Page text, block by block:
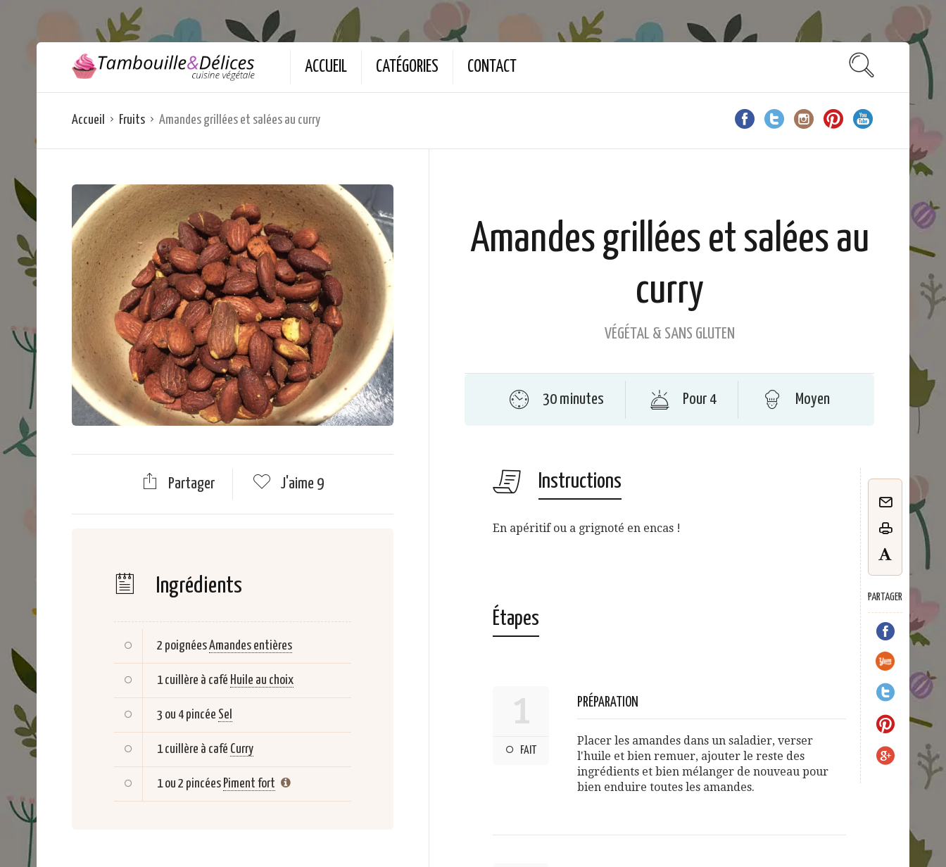
ACCUEIL CATÉGORIES CONTACT
Accueil Fruits Amandes grillées et salées au curry
Partager J'aime 9
Ingrédients
2 poignéesAmandes entières
1 cuillère à café Huile au choix
3 ou 4 pincée Sel
1 cuillère à café Curry
1 ou 2 pincées Piment fort
Amandes grillées et salées au
curry
VÉGÉTAL & SANS GLUTEN
30 minutes Pour 4 Moyen
Instructions
PARTAGER
En apéritif ou a grignoté en encas !
Étapes
1
FAIT
PRÉPARATION
Placer les amandes dans un saladier, verser
l'huile et bien remuer, ajouter le reste des
ingrédients et bien mélanger de nouveau pour
bien enduire toutes les amandes.